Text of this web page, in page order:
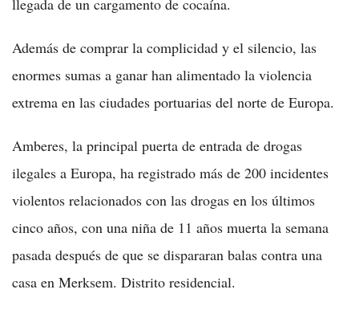
Además de comprar la complicidad y el silencio, las
enormes sumas a ganar han alimentado la violencia
extrema en las ciudades portuarias del norte de Europa.
Amberes, la principal puerta de entrada de drogas
ilegales a Europa, ha registrado más de 200 incidentes
violentos relacionados con las drogas en los últimos
cinco años, con una niña de 11 años muerta la semana
pasada después de que se dispararan balas contra una
casa en Merksem. Distrito residencial.